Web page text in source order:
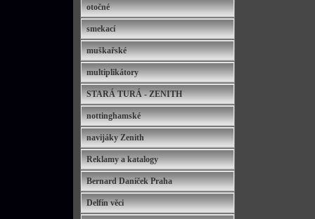
otočné
smekací
muškařské
multiplikátory
STARÁ TURÁ - ZENITH
nottinghamské
navijáky Zenith
Reklamy a katalogy
Bernard Daníček Praha
Delfín věci